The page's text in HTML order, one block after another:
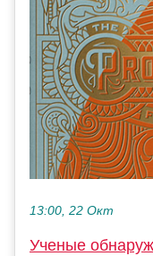
13:00, 22 Окт
Ученые